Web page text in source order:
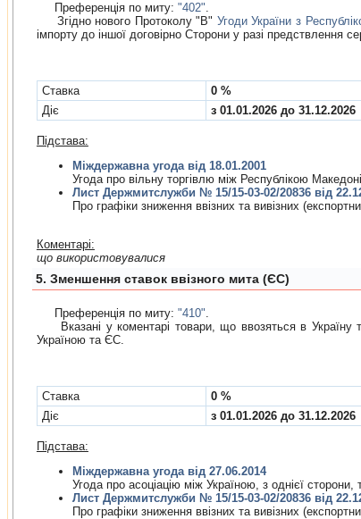
Преференція по миту: "402".
Згідно нового Протоколу "B" Угоди України з
імпорту до іншої договірно Сторони у разі
Cтавка
0 %
Діє
з 01.01.2026 до 31.12.2026
Підстава:
Міждержавна угода від 18.01.2001
Угода про вiльну торгiвлю мiж Республiкою
Лист Держмитслужби № 15/15-03-02/20836 від
Про графiки зниження ввiзних та вивiзних
Коментарі:
що використовувалися
5. Зменшення ставок ввізного мита (ЄС)
Преференція по миту: "410".
Вказані у коментарі товари, що ввозяться в Україну
Україною та ЄС.
Cтавка
0 %
Діє
з 01.01.2026 до 31.12.2026
Підстава:
Міждержавна угода від 27.06.2014
Угода про асоцiацiю мiж Україною, з однiєї
Лист Держмитслужби № 15/15-03-02/20836 від
Про графiки зниження ввiзних та вивiзних